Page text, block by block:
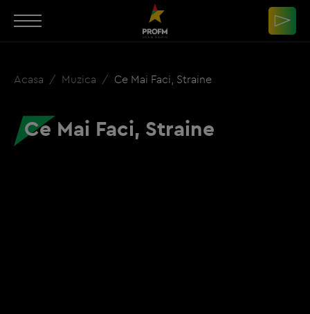
Acasa Muzica Ce Mai Faci, Straine
Ce Mai Faci, Straine